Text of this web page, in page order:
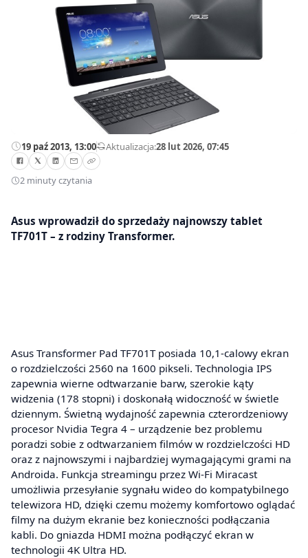
19 paź 2013, 13:00—Aktualizacja:28 lut 2026, 07:45
2 minuty czytania
Asus wprowadził do sprzedaży najnowszy tablet
TF701T – z rodziny Transformer.
Asus Transformer Pad TF701T posiada 10,1-calowy ekran
o rozdzielczości 2560 na 1600 pikseli. Technologia IPS
zapewnia wierne odtwarzanie barw, szerokie kąty
widzenia (178 stopni) i doskonałą widoczność w świetle
dziennym. Świetną wydajność zapewnia czterordzeniowy
procesor Nvidia Tegra 4 – urządzenie bez problemu
poradzi sobie z odtwarzaniem filmów w rozdzielczości HD
oraz z najnowszymi i najbardziej wymagającymi grami na
Androida. Funkcja streamingu przez Wi-Fi Miracast
umożliwia przesyłanie sygnału wideo do kompatybilnego
telewizora HD, dzięki czemu możemy komfortowo oglądać
filmy na dużym ekranie bez konieczności podłączania
kabli. Do gniazda HDMI można podłączyć ekran w
technologii 4K Ultra HD.